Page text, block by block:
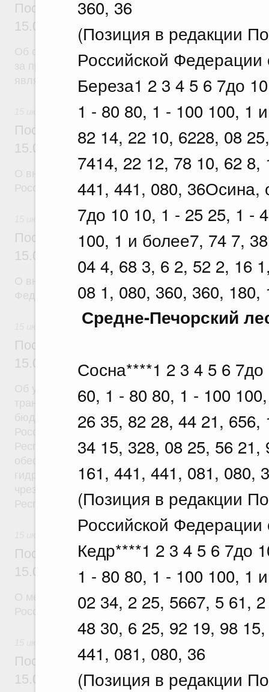
360, 36
(Позиция в редакции
Российской
Береза1 2 3 4 5 6 7до
1 - 80 80, 1 - 100 100, 1
82 14, 22 10, 6228, 08
7414, 22 12, 78 10, 62
441, 441, 080, 36Осина,
7до 10 10, 1 - 25 25, 1 -
100, 1 и более7, 74 7,
04 4, 68 3, 6 2, 52 2, 16
08 1, 080, 360, 360, 180,
Средне-Печорский
Сосна****1 2 3 4 5 6
60, 1 - 80 80, 1 - 100
26 35, 82 28, 44 21,
34 15, 328, 08 25, 56
161, 441, 441, 081, 080,
(Позиция в редакции
Российской
Кедр****1 2 3 4 5 6 7до
1 - 80 80, 1 - 100 100, 1
02 34, 2 25, 5667, 5 61,
48 30, 6 25, 92 19, 98
441, 081, 080, 36
(Позиция в редакции
Постановление Правительства
15.07.2026 г. № 892
Об отмене тарифной квоты на вывоз
за пределы территории Российской Федерации в
являющиеся членами Евразийского
Постановление Правительства
15.07.2026 г. № 894
О внесении изменений в некоторые акты
Российской Федерации
Постановление Правительства
15.07.2026 г. № 895
Федерации от 22 сентября 2021 г. № 1590
Постановление Правительства
15.07.2026 г. № 889
Об утверждении Правил предоставления иных
трансфертов, источником финансового
бюджетные ассигнования резервного фонда
Российской Федерации, из федерального
Республики Дагестан и Чеченской Республики
гидротехнических сооружениях, связанных с
Республики Дагестан и Чеченской Республики
Постановление Правительства
15.07.2026 г. № 888
О мерах по реализации некоторых решений
Российской Федерации
Постановление Правительства
15.07.2026 г. № 890